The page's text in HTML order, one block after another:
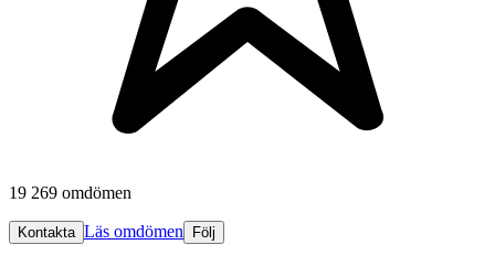
19 269 omdömen
Kontakta Läs omdömen Följ